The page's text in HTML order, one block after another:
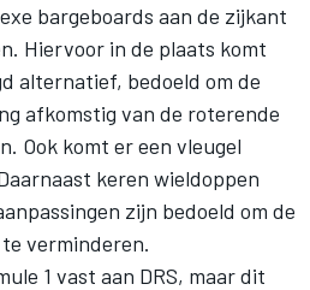
bargeboards aan de zijkant
Hiervoor in de plaats komt
alternatief, bedoeld om de
afkomstig van de roterende
Ook komt er een vleugel
keren wieldoppen
zijn bedoeld om de
verminderen.
1 vast aan DRS, maar dit